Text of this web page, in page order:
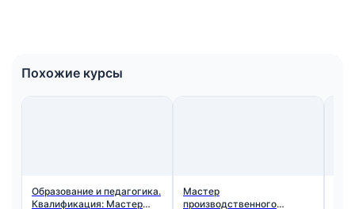
Похожие курсы
Образование и педагогика.
Квалификация: Мастер
Мастер
производственного